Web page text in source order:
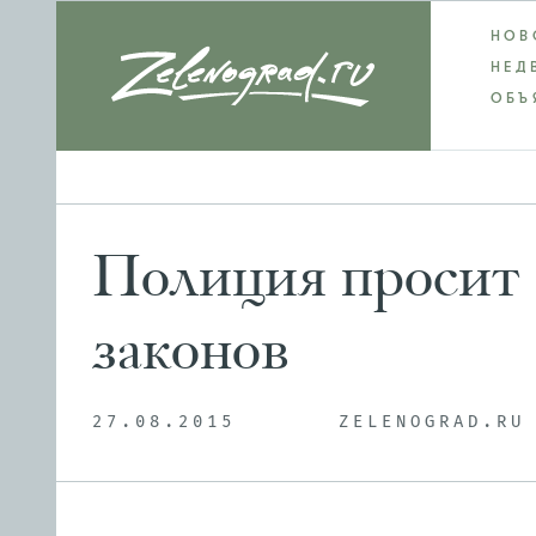
Полиция просит
законов
27.08.2015 ZELENOGRAD.RU